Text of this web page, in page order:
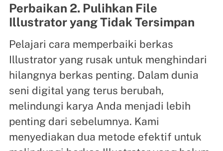
Perbaikan 2. Pulihkan File
Illustrator yang Tidak Tersimpan
Pelajari cara memperbaiki berkas
Illustrator yang rusak untuk menghindari
hilangnya berkas penting. Dalam dunia
seni digital yang terus berubah,
melindungi karya Anda menjadi lebih
penting dari sebelumnya. Kami
menyediakan dua metode efektif untuk